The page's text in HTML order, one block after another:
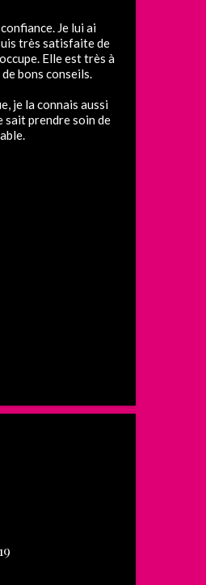
Je lui ai
très satisfaite de
Elle est très à
bons conseils.
je la connais aussi
sait prendre soin de